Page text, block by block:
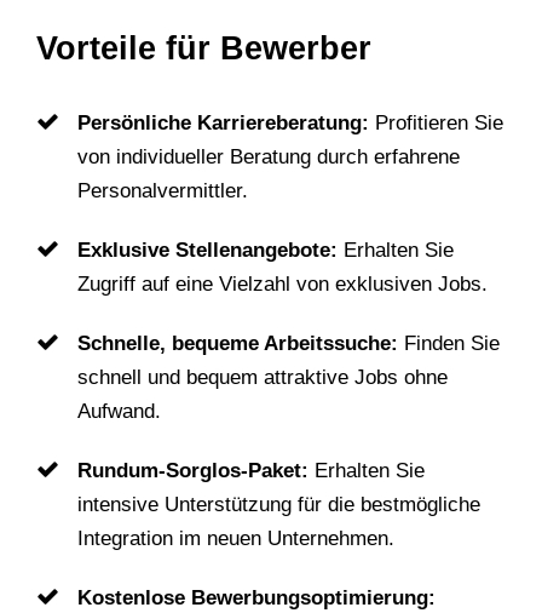
Vorteile für Bewerber
Persönliche Karriereberatung: Profitieren Sie
von individueller Beratung durch erfahrene
Personalvermittler.
Exklusive Stellenangebote: Erhalten Sie
Zugriff auf eine Vielzahl von exklusiven Jobs.
Schnelle, bequeme Arbeitssuche: Finden Sie
schnell und bequem attraktive Jobs ohne
Aufwand.
Rundum-Sorglos-Paket: Erhalten Sie
intensive Unterstützung für die bestmögliche
Integration im neuen Unternehmen.
Kostenlose Bewerbungsoptimierung: